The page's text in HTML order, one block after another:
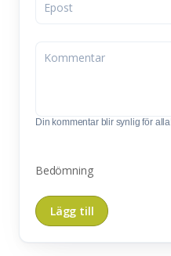
Din kommentar blir synlig för
Bedömning